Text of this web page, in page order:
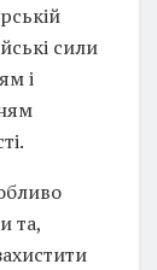
сили
і
та,